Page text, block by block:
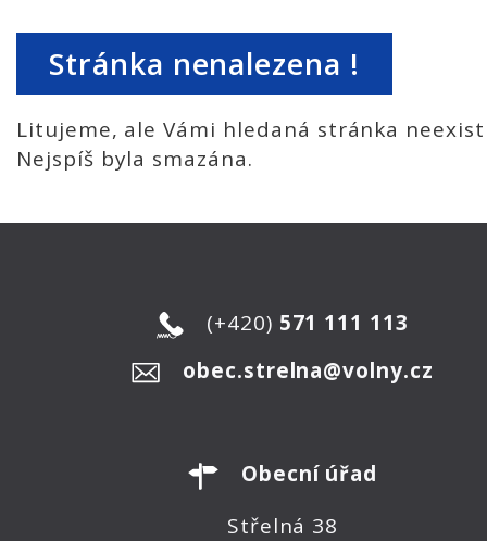
Stránka nenalezena !
Litujeme, ale Vámi hledaná stránka
Nejspíš byla smazána.
(+420) 571 111 113
obec.strelna@volny.cz
Obecní úřad
Střelná 38